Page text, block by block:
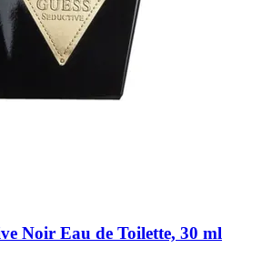
Noir Eau de Toilette, 30 ml